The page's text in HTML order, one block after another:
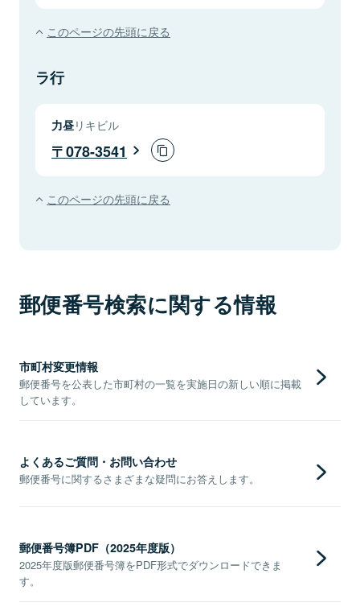
このページの先頭に戻る
ラ行
力昼リキビル
078-3541
このページの先頭に戻る
郵便番号検索に関する情報
市町村変更情報
郵便番号を公表した市町村の一覧を実施日の新しい順に掲載
しています。
よくあるご質問・お問い合わせ
郵便番号に関するさまざまな疑問にお答えします。
郵便番号簿PDF（2025年度版）
2025年度版郵便番号簿をPDF形式でダウンロードできま
す。